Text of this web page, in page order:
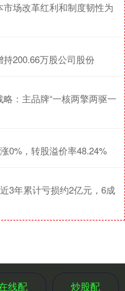
场改革红利和制度韧性为
200.66万股公司股份
：主品牌“一核两擎两驱一
0%，转股溢价率48.24%
3年累计亏损约2亿元，6成
线配 炒股配